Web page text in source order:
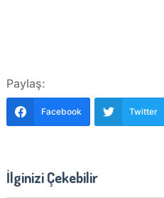
Paylaş:
Facebook Twitter
İlginizi Çekebilir